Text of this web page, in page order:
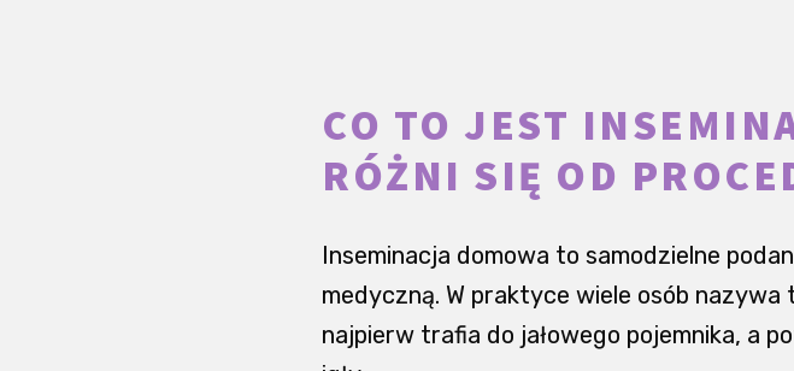
CO TO JEST
RÓŻNI SIĘ OD
Inseminacja domowa to samodzielne
medyczną. W praktyce wiele osób
najpierw trafia do jałowego pojemnika, a